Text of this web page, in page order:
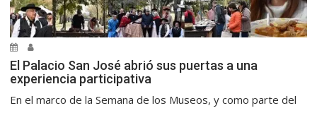
El Palacio San José abrió sus puertas a una
experiencia participativa
En el marco de la Semana de los Museos, y como parte del